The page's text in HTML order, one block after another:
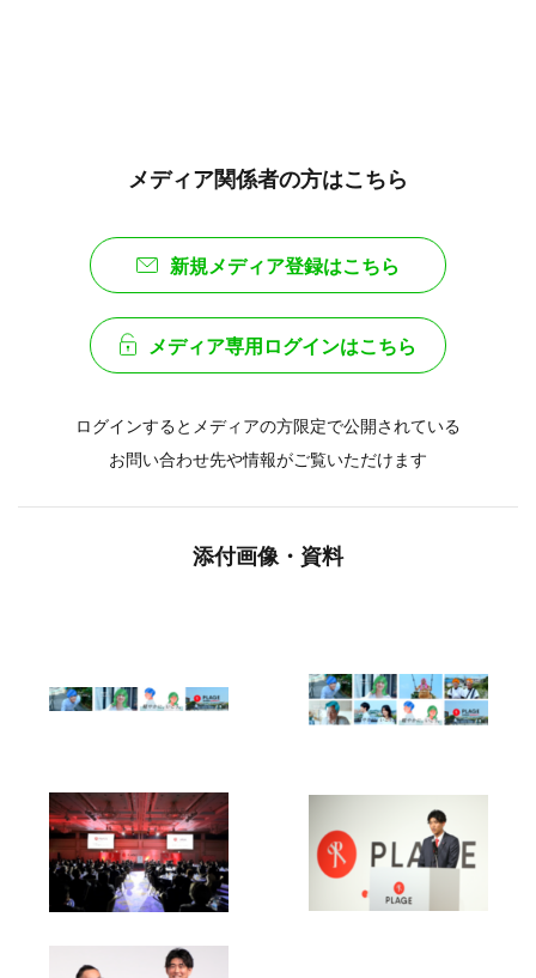
メディア関係者の方はこちら
新規メディア登録はこちら
メディア専用ログインはこちら
ログインするとメディアの方限定で公開されている
お問い合わせ先や情報がご覧いただけます
添付画像・資料